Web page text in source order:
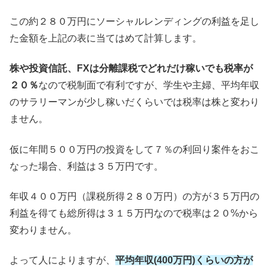
この約２８０万円にソーシャルレンディングの利益を足し
た金額を上記の表に当てはめて計算します。
株や投資信託、FXは分離課税でどれだけ稼いでも税率が
２０％なので税制面で有利ですが、学生や主婦、平均年収
のサラリーマンが少し稼いだくらいでは税率は株と変わり
ません。
仮に年間５００万円の投資をして７％の利回り案件をおこ
なった場合、利益は３５万円です。
年収４００万円（課税所得２８０万円）の方が３５万円の
利益を得ても総所得は３１５万円なので税率は２０%から
変わりません。
よって人によりますが、 平均年収(400万円)くらいの方が